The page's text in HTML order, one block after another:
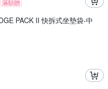
滿額贈
PACK II 快拆式坐墊袋-中